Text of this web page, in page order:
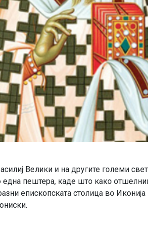
Велики и на другите големи
пештера, каде што како
епископската столица во